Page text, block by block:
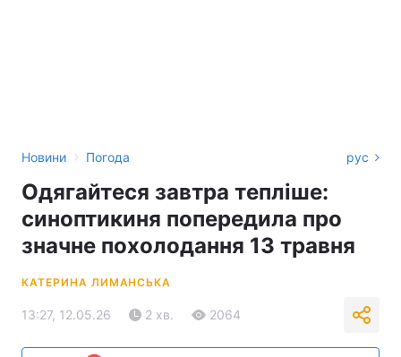
Новини › Погода рус
Одягайтеся завтра тепліше:
синоптикиня попередила про
значне похолодання 13 травня
КАТЕРИНА ЛИМАНСЬКА
13:27, 12.05.26 2 хв. 2064